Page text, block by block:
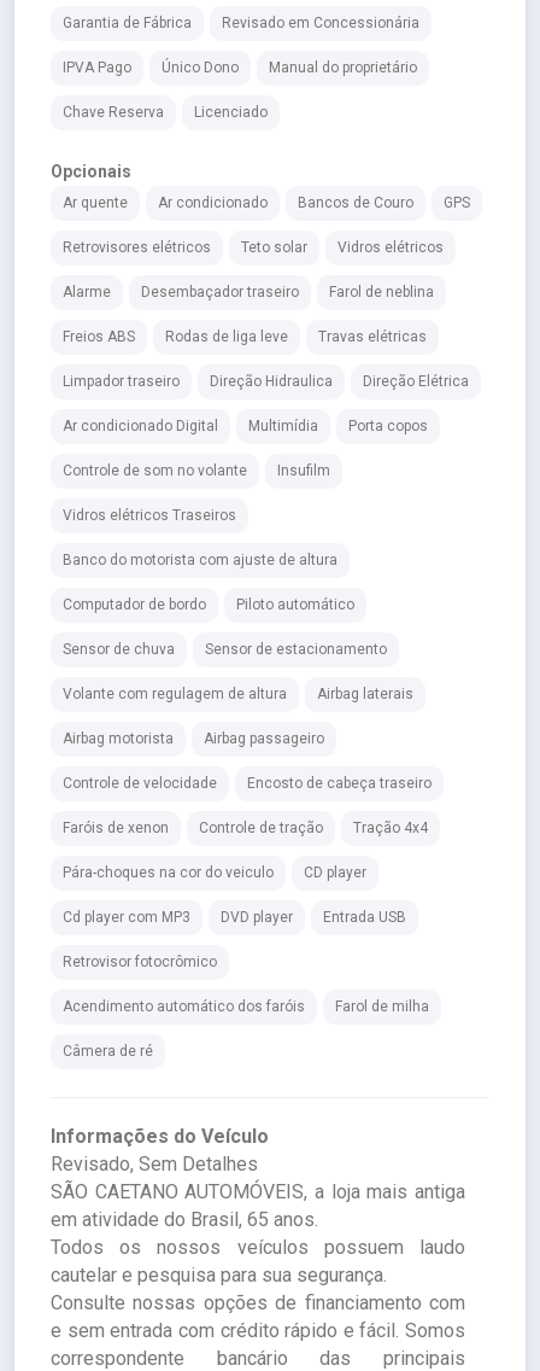
Garantia de Fábrica Revisado em Concessionária
IPVA Pago Único Dono Manual do proprietário
Chave Reserva Licenciado
Opcionais
Ar quente Ar condicionado Bancos de Couro GPS
Retrovisores elétricos Teto solar Vidros elétricos
Alarme Desembaçador traseiro Farol de neblina
Freios ABS Rodas de liga leve Travas elétricas
Limpador traseiro Direção Hidraulica Direção Elétrica
Ar condicionado Digital Multimídia Porta copos
Controle de som no volante Insufilm
Vidros elétricos Traseiros
Banco do motorista com ajuste de altura
Computador de bordo Piloto automático
Sensor de chuva Sensor de estacionamento
Volante com regulagem de altura Airbag laterais
Airbag motorista Airbag passageiro
Controle de velocidade Encosto de cabeça traseiro
Faróis de xenon Controle de tração Tração 4x4
Pára-choques na cor do veiculo CD player
Cd player com MP3 DVD player Entrada USB
Retrovisor fotocrômico
Acendimento automático dos faróis Farol de milha
Câmera de ré
Informações do Veículo
Revisado, Sem Detalhes
SÃO CAETANO AUTOMÓVEIS, a loja mais antiga
em atividade do Brasil, 65 anos.
Todos os nossos veículos possuem laudo
cautelar e pesquisa para sua segurança.
Consulte nossas opções de financiamento com
e sem entrada com crédito rápido e fácil. Somos
correspondente bancário das principais